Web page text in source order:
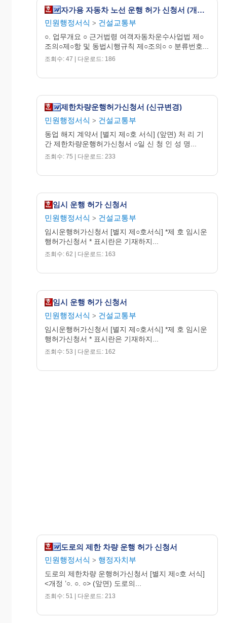
자가용 자동차 노선 운행 허가 신청서 (개정 06.6.2)
민원행정서식 > 건설교통부
○. 업무개요 ○ 근거법령 여객자동차운수사업법 제○
조의○제○항 및 동법시행규칙 제○조의○ ○ 분류번호...
조회수: 47 | 다운로드: 186
제한차량운행허가신청서 (신규변경)
민원행정서식 > 건설교통부
동업 해지 계약서 [별지 제○호 서식] (앞면) 처 리 기
간 제한차량운행허가신청서 ○일 신 청 인 성 명...
조회수: 75 | 다운로드: 233
임시 운행 허가 신청서
민원행정서식 > 건설교통부
임시운행허가신청서 [별지 제○호서식] *제 호 임시운
행허가신청서 * 표시란은 기재하지...
조회수: 62 | 다운로드: 163
임시 운행 허가 신청서
민원행정서식 > 건설교통부
임시운행허가신청서 [별지 제○호서식] *제 호 임시운
행허가신청서 * 표시란은 기재하지...
조회수: 53 | 다운로드: 162
도로의 제한 차량 운행 허가 신청서
민원행정서식 > 행정자치부
도로의 제한차량 운행허가신청서 [별지 제○호 서식]
<개정 ’○. ○. ○> (앞면) 도로의...
조회수: 51 | 다운로드: 213